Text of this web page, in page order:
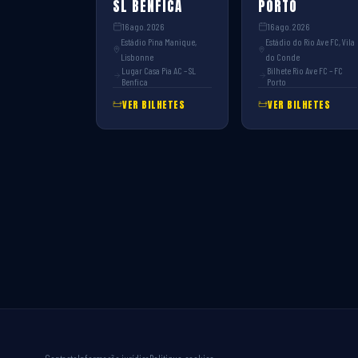
SL BENFICA
16 ago. 2026
Estádio Pina Manique,
Lisbonne
Lugar Casa Pia AC – SL
Benfica
VER BILHETES
PORTO
16 ago. 2026
Estádio do Rio Ave FC, Vila
do Conde
Bilhete Rio Ave FC – FC
Porto
VER BILHETES